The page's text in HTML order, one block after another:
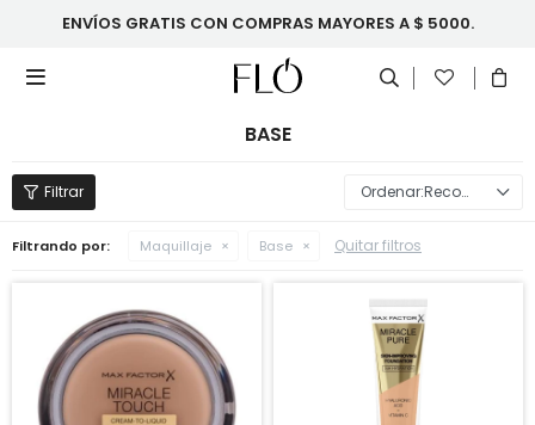
ENVÍOS GRATIS CON COMPRAS MAYORES A $ 5000.

BASE
Recomendados
Filtrando por: Maquillaje Base Quitar filtros